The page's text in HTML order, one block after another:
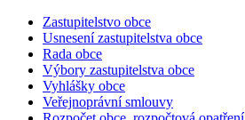
Zastupitelstvo obce
Usnesení zastupitelstva obce
Rada obce
Výbory zastupitelstva obce
Vyhlášky obce
Veřejnoprávní smlouvy